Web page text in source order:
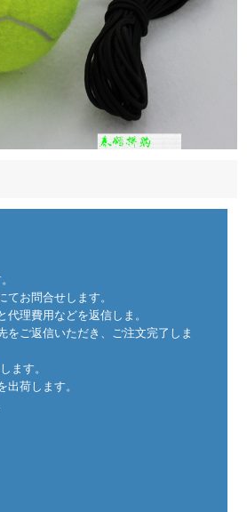
てお問合せします。
代理費用などを返信しま。
をご返信いただき、ご注文完了しま
ます。
出荷します。